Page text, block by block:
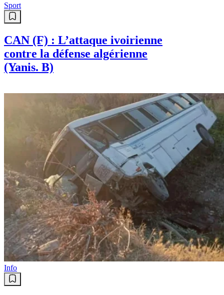
Sport
CAN (F) : L’attaque ivoirienne
contre la défense algérienne
(Yanis. B)
Info